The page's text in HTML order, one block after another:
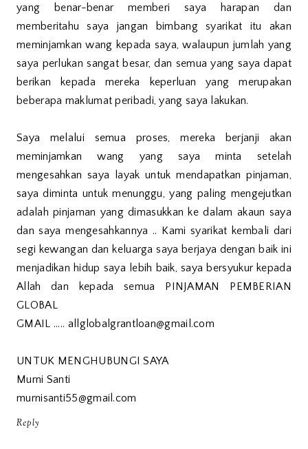
yang benar-benar memberi saya harapan dan
memberitahu saya jangan bimbang syarikat itu akan
meminjamkan wang kepada saya, walaupun jumlah yang
saya perlukan sangat besar, dan semua yang saya dapat
berikan kepada mereka keperluan yang merupakan
beberapa maklumat peribadi, yang saya lakukan.
Saya melalui semua proses, mereka berjanji akan
meminjamkan wang yang saya minta setelah
mengesahkan saya layak untuk mendapatkan pinjaman,
saya diminta untuk menunggu, yang paling mengejutkan
adalah pinjaman yang dimasukkan ke dalam akaun saya
dan saya mengesahkannya .. Kami syarikat kembali dari
segi kewangan dan keluarga saya berjaya dengan baik ini
menjadikan hidup saya lebih baik, saya bersyukur kepada
Allah dan kepada semua PINJAMAN PEMBERIAN
GLOBAL
GMAIL ..... allglobalgrantloan@gmail.com
UNTUK MENGHUBUNGI SAYA
Murni Santi
murnisanti55@gmail.com
Reply